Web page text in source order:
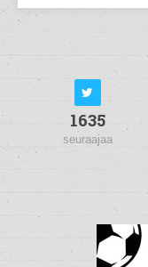
1635
seuraajaa